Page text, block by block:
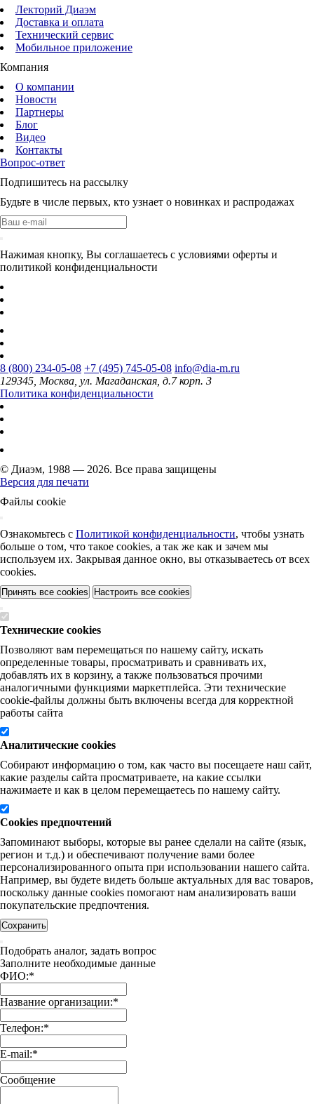
Лекторий Диаэм
Доставка и оплата
Технический сервис
Мобильное приложение
Компания
О компании
Новости
Партнеры
Блог
Видео
Контакты
Вопрос-ответ
Подпишитесь на рассылку
Будьте в числе первых, кто узнает о новинках и распродажах
Нажимая кнопку, Вы соглашаетесь с условиями оферты и
политикой конфиденциальности
8 (800) 234-05-08 +7 (495) 745-05-08 info@dia-m.ru
129345, Москва, ул. Магаданская, д.7 корп. 3
Политика конфиденциальности
© Диаэм, 1988 — 2026. Все права защищены
Версия для печати
Файлы cookie
Ознакомьтесь с Политикой конфиденциальности, чтобы узнать
больше о том, что такое cookies, а так же как и зачем мы
используем их. Закрывая данное окно, вы отказываетесь от всех
cookies.
Принять все cookies Настроить все cookies
Технические cookies
Позволяют вам перемещаться по нашему сайту, искать
определенные товары, просматривать и сравнивать их,
добавлять их в корзину, а также пользоваться прочими
аналогичными функциями маркетплейса. Эти технические
cookie-файлы должны быть включены всегда для корректной
работы сайта
Аналитические cookies
Собирают информацию о том, как часто вы посещаете наш сайт,
какие разделы сайта просматриваете, на какие ссылки
нажимаете и как в целом перемещаетесь по нашему сайту.
Cookies предпочтений
Запоминают выборы, которые вы ранее сделали на сайте (язык,
регион и т.д.) и обеспечивают получение вами более
персонализированного опыта при использовании нашего сайта.
Например, вы будете видеть больше актуальных для вас товаров,
поскольку данные cookies помогают нам анализировать ваши
покупательские предпочтения.
Сохранить
Подобрать аналог, задать вопрос
Заполните необходимые данные
ФИО:*
Название организации:*
Телефон:*
E-mail:*
Сообщение